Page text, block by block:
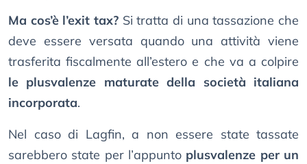
Ma cos’è l’exit tax? Si tratta di una tassazione che
deve essere versata quando una attività viene
trasferita fiscalmente all’estero e che va a colpire
le plusvalenze maturate della società italiana
incorporata.
Nel caso di Lagfin, a non essere state tassate
sarebbero state per l’appunto plusvalenze per un